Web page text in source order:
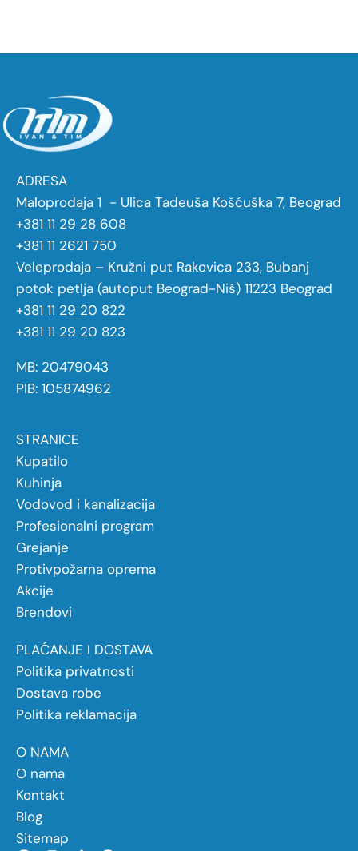
ADRESA
Maloprodaja 1 - Ulica Tadeuša Košćuška 7, Beograd
+381 11 29 28 608
+381 11 2621 750
Veleprodaja – Kružni put Rakovica 233, Bubanj
potok petlja (autoput Beograd-Niš) 11223 Beograd
+381 11 29 20 822
+381 11 29 20 823
MB: 20479043
PIB: 105874962
STRANICE
Kupatilo
Kuhinja
Vodovod i kanalizacija
Profesionalni program
Grejanje
Protivpožarna oprema
Akcije
Brendovi
PLAĆANJE I DOSTAVA
Politika privatnosti
Dostava robe
Politika reklamacija
O NAMA
O nama
Kontakt
Blog
Sitemap